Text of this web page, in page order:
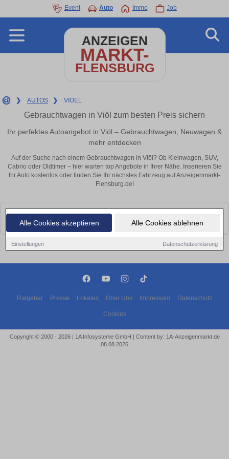
Alle Cookies akzeptieren Alle Cookies ablehnen
Einstellungen Datenschutzerklärung
Event Auto Immo Job
ANZEIGEN
MARKT-
FLENSBURG
❯ AUTOS ❯ VIOEL
Gebrauchtwagen in Viöl zum besten Preis sichern
Ihr perfektes Autoangebot in Viöl – Gebrauchtwagen, Neuwagen &
mehr entdecken
Auf der Suche nach einem Gebrauchtwagen in Viöl? Ob Kleinwagen, SUV,
Cabrio oder Oldtimer – hier warten top Angebote in Ihrer Nähe. Inserieren Sie
Ihr Auto kostenlos oder finden Sie Ihr nächstes Fahrzeug auf Anzeigenmarkt-
Flensburg.de!
Leider konnten wir derzeit keine passenden Autos finden. Schauen Sie
bald wieder vorbei!
Ratgeber Presse Lokales Über Uns Impressum Datenschutz
Cookies
Copyright © 2000 - 2026 | 1A Infosysteme GmbH | Content by: 1A-Anzeigenmarkt.de
08.08.2026